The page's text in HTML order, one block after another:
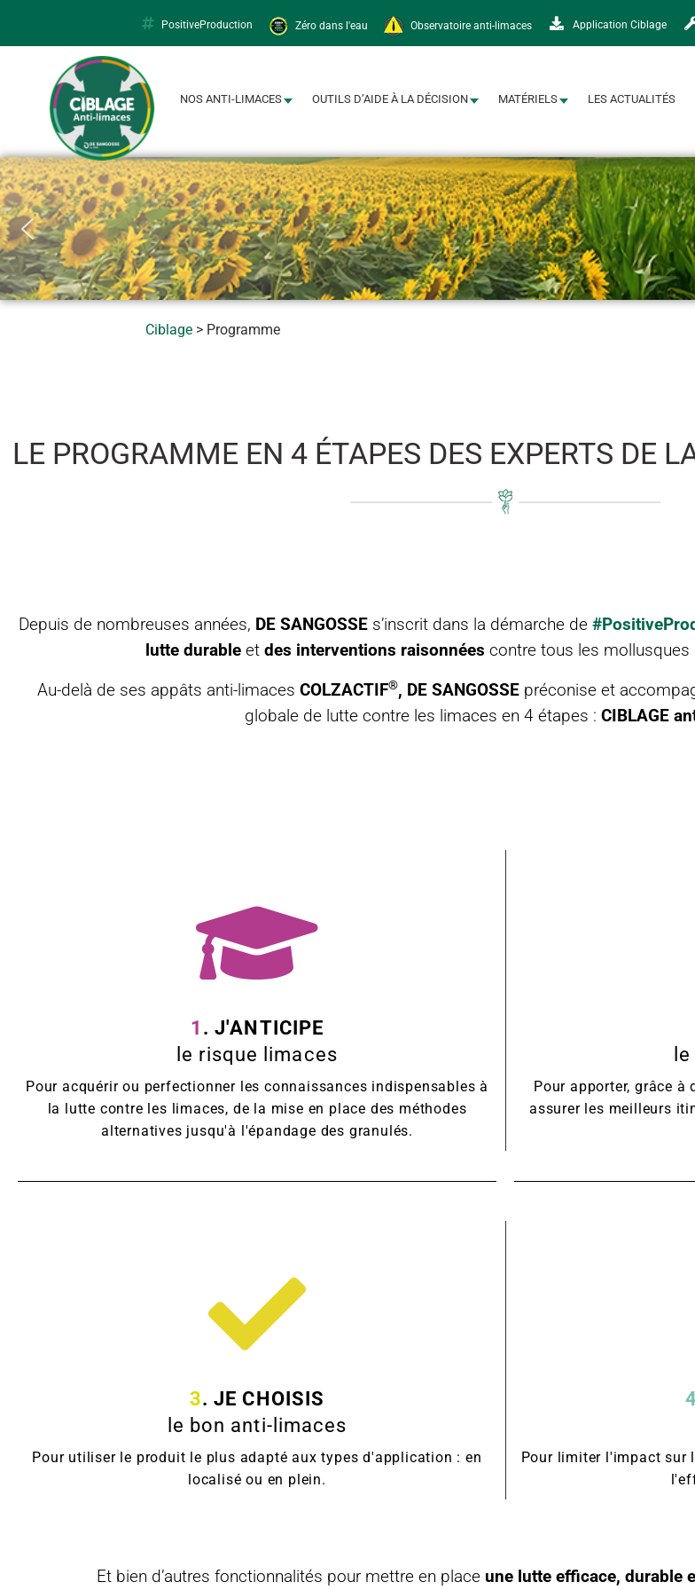
PositiveProduction Zéro dans l'eau Observatoire anti-limaces Application Ciblage
NOS ANTI-LIMACES OUTILS D’AIDE À LA DÉCISION MATÉRIELS LES ACTUALITÉS
Ciblage > Programme
LE PROGRAMME EN 4 ÉTAPES DES EXPERTS DE
Depuis de nombreuses années, DE SANGOSSE s’inscrit dans la démarche de
lutte durableet des interventions raisonnées contre tous les mollusques
Au-delà de ses appâts anti-limaces COLZACTIF®, DE SANGOSSE préconise et
globale de lutte contre les limaces en 4 étapes : CIBLAGE
1 . J'ANTICIPE
le risque limaces
Pour acquérir ou perfectionner les connaissances indispensables à
la lutte contre les limaces, de la mise en place des méthodes
alternatives jusqu'à l'épandage des granulés.
Pour apporter, grâce
assurer les meilleurs
3. JE CHOISIS
le bon anti-limaces
Pour utiliser le produit le plus adapté aux types d'application : en
localisé ou en plein.
4
Pour limiter l'impact sur
Et bien d’autres fonctionnalités pour mettre en place une lutte efficace, durable